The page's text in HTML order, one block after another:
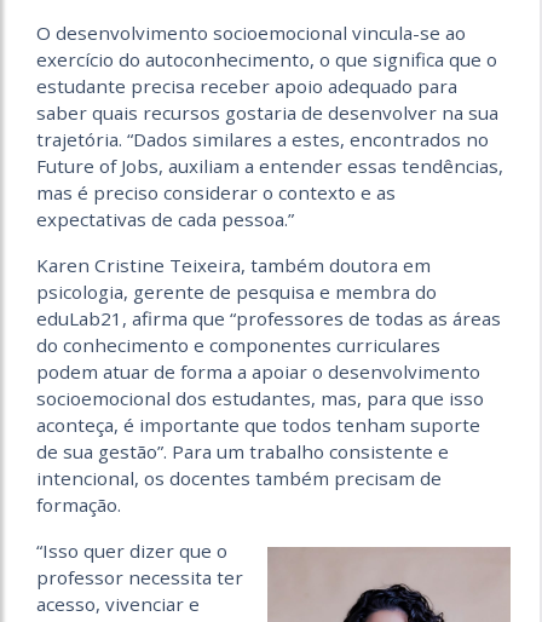
O desenvolvimento socioemocional vincula-se ao
exercício do autoconhecimento, o que significa que o
estudante precisa receber apoio adequado para
saber quais recursos gostaria de desenvolver na sua
trajetória. “Dados similares a estes, encontrados no
Future of Jobs, auxiliam a entender essas tendências,
mas é preciso considerar o contexto e as
expectativas de cada pessoa.”
Karen Cristine Teixeira, também doutora em
psicologia, gerente de pesquisa e membra do
eduLab21, afirma que “professores de todas as áreas
do conhecimento e componentes curriculares
podem atuar de forma a apoiar o desenvolvimento
socioemocional dos estudantes, mas, para que isso
aconteça, é importante que todos tenham suporte
de sua gestão”. Para um trabalho consistente e
intencional, os docentes também precisam de
formação.
“Isso quer dizer que o
professor necessita ter
acesso, vivenciar e